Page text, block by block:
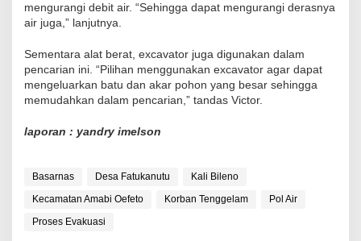
mengurangi debit air. “Sehingga dapat mengurangi derasnya
air juga,” lanjutnya.
Sementara alat berat, excavator juga digunakan dalam
pencarian ini. “Pilihan menggunakan excavator agar dapat
mengeluarkan batu dan akar pohon yang besar sehingga
memudahkan dalam pencarian,” tandas Victor.
laporan : yandry imelson
Basarnas Desa Fatukanutu
Kali Bileno
Kecamatan Amabi Oefeto
Korban Tenggelam
Pol Air
Proses Evakuasi